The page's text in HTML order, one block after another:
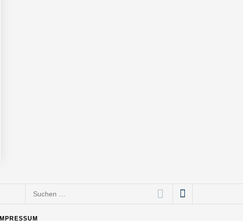
Suchen
IMPRESSUM